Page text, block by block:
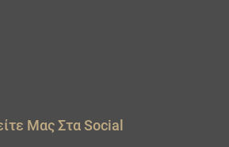
Μας Στα Social